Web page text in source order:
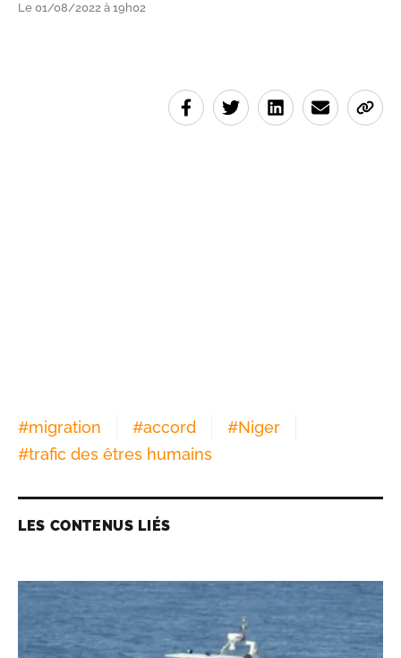
Le 01/08/2022 à 19h02
#migration #accord #Niger
#trafic des êtres humains
LES CONTENUS LIÉS